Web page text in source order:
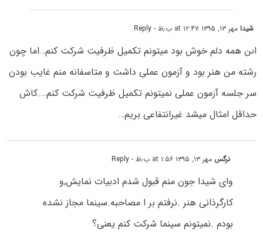
شیدامهر ۱۳, ۱۳۹۵ at ۱۲:۴۷ ب٫ظ - Reply
اىن همه دلم خوش بود میتونم تکمیل ظرفیت شرکت کنم…اما چون
رشته من هنر بود و آزمون عملى داشت و متاسفانه منم غایب بودن
سر جلسه آزمون عملى نمیتونم تکمیل ظرفیت شرکت کنم….کاش
حداقل امثال میشد غیرانتفاعى بریم…
نرگس مهر ۱۳, ۱۳۹۵ at ۱:۵۶ ب٫ظ - Reply
وای شیدا جون منم قبول شدم ادبیات نمایش,و
کارگرذانی هنر .نرفتم بر ا مصاحبه.سینما مجاز نشده
بودم .نمیتونم سینما شرکت کنم یعنی؟